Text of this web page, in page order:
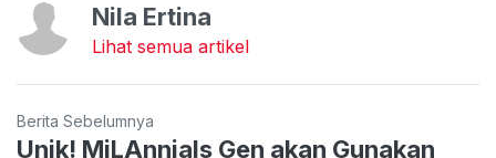
Nila Ertina
Lihat semua artikel
Berita Sebelumnya
Unik! MiLAnnials Gen akan Gunakan